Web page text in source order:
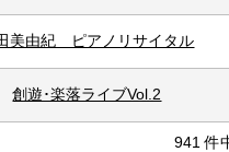
美由紀 ピアノリサイタル
創遊･楽落ライブVol.2
941 件